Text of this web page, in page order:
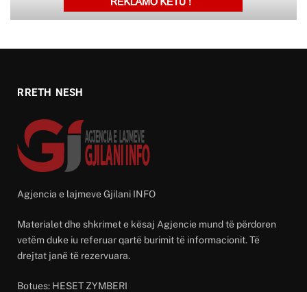
RRETH NESH
Agjencia e lajmeve Gjilani INFO
Materialet dhe shkrimet e kësaj Agjencie mund të përdoren
vetëm duke iu referuar qartë burimit të informacionit. Të
drejtat janë të rezervuara.
Botues: HESET ZYMBERI